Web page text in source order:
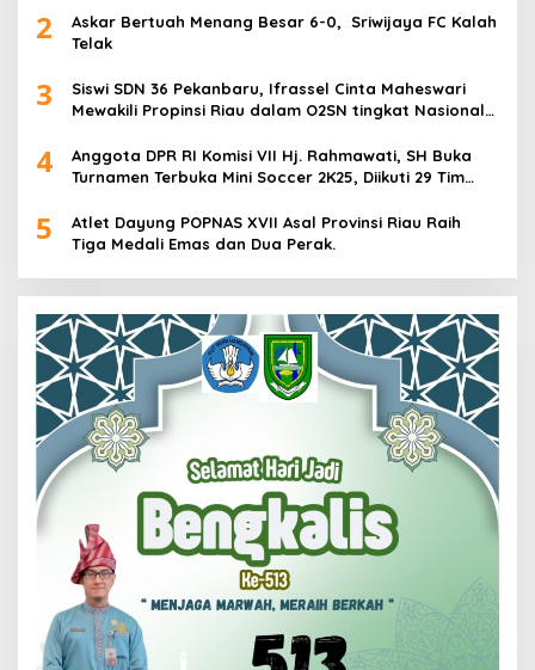
2
Askar Bertuah Menang Besar 6-0, Sriwijaya FC Kalah
Telak
3
Siswi SDN 36 Pekanbaru, Ifrassel Cinta Maheswari
Mewakili Propinsi Riau dalam O2SN tingkat Nasional
4
Anggota DPR RI Komisi VII Hj. Rahmawati, SH Buka
Turnamen Terbuka Mini Soccer 2K25, Diikuti 29 Tim
5
Atlet Dayung POPNAS XVII Asal Provinsi Riau Raih
Tiga Medali Emas dan Dua Perak.